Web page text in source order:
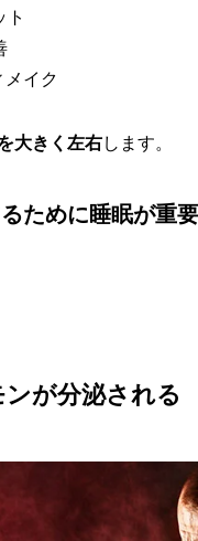
ト
イク
大きく左右します。
ために睡眠が重
が分泌される